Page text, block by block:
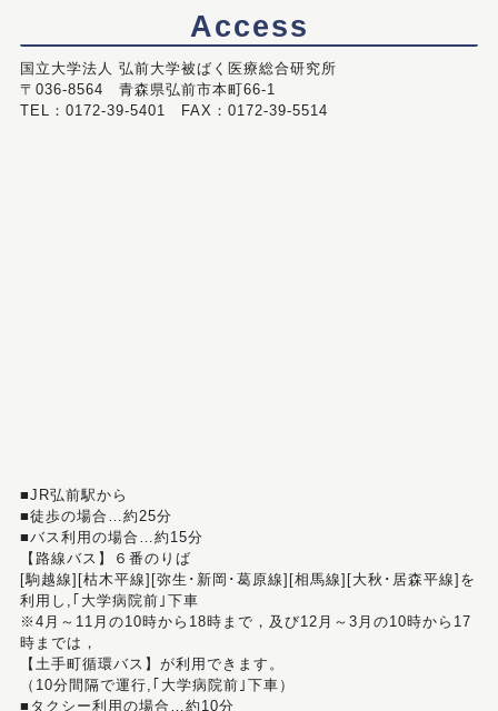
Access
国立大学法人 弘前大学被ばく医療総合研究所
〒036-8564 青森県弘前市本町66-1
TEL：0172-39-5401 FAX：0172-39-5514
■JR弘前駅から
■徒歩の場合…約25分
■バス利用の場合…約15分
【路線バス】６番のりば
[駒越線][枯木平線][弥生･新岡･葛原線][相馬線][大秋･居森平線]を
利用し,｢大学病院前｣下車
※4月～11月の10時から18時まで，及び12月～3月の10時から17
時までは，
【土手町循環バス】が利用できます。
（10分間隔で運行,｢大学病院前｣下車）
■タクシー利用の場合…約10分